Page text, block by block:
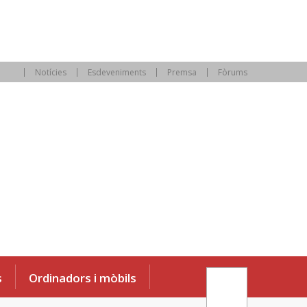
Notícies Esdeveniments Premsa Fòrums
Ordinadors i mòbils